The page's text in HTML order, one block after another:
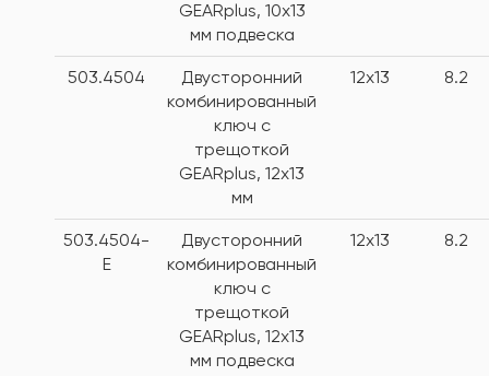
GEARplus, 10х13
мм подвеска
503.4504
Двусторонний
комбинированный
ключ с
трещоткой
GEARplus, 12x13
мм
12x13 8.2
503.4504-
E
Двусторонний
комбинированный
ключ с
трещоткой
GEARplus, 12x13
мм подвеска
12x13 8.2